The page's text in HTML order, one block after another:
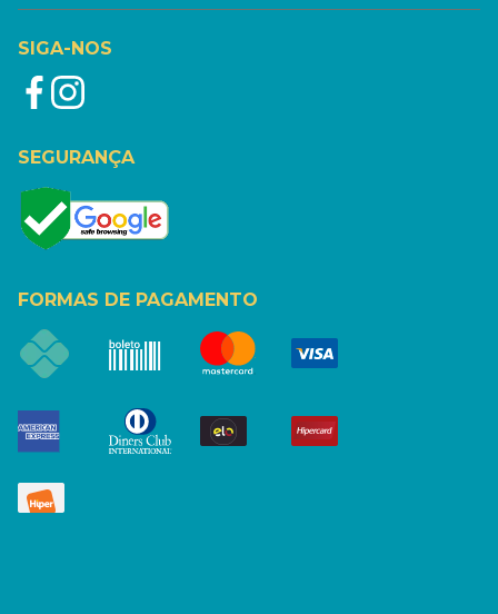
SIGA-NOS
SEGURANÇA
FORMAS DE PAGAMENTO